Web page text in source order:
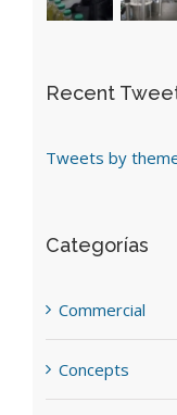
Recent
Tweets by
Categorías
Commercial
Concepts